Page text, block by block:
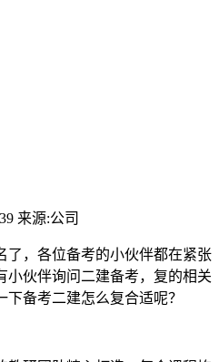
来源:公司
了，各位备考的小伙伴都在紧张
小伙伴询问二建备考，复的相关
备考二建怎么复合适呢？